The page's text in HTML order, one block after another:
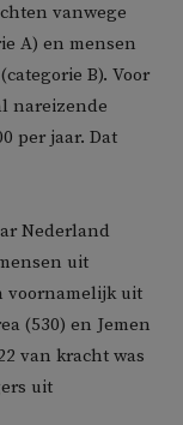
vanwege
A) en mensen
B). Voor
nareizende
per jaar. Dat
Nederland
uit
voornamelijk uit
(530) en Jemen
van kracht was
uit